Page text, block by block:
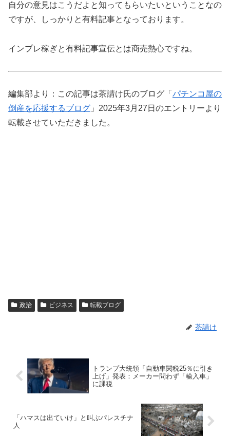
自分の意見はこうだよと知ってもらいたいということなの
ですが、しっかりと有料記事となっております。
インプレ稼ぎと有料記事宣伝とは商売熱心ですね。
編集部より：この記事は茶請け氏のブログ「 パチンコ屋の
倒産を応援するブログ 」2025年3月27日のエントリーより
転載させていただきました。
政治 ビジネス 転載ブログ
茶請け
トランプ大統領「自動車関税25％に引き
上げ」発表：メーカー問わず「輸入車」
に課税
「ハマスは出ていけ」と叫ぶパレスチナ
人